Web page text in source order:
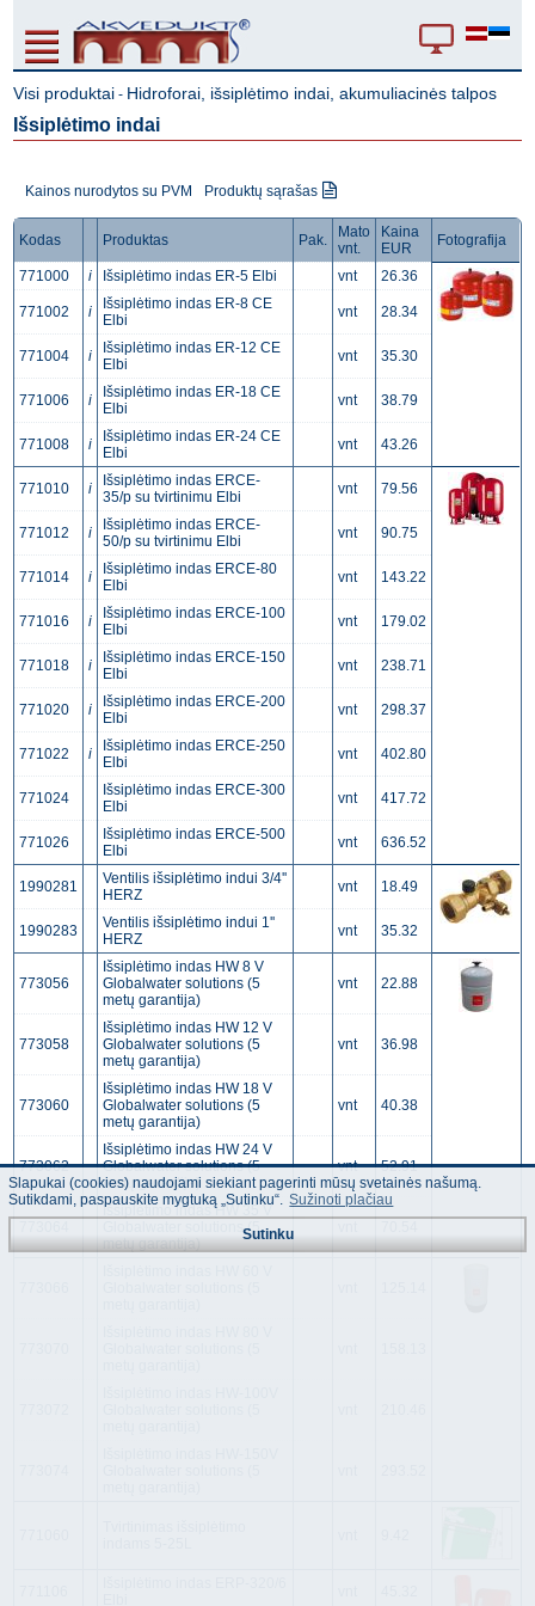
Visi produktai - Hidroforai, išsiplėtimo indai, akumuliacinės talpos
Išsiplėtimo indai
Kainos nurodytos su PVM Produktų sąrašas
Kodas Produktas Pak.
Mato
vnt.
Kaina
EUR
Fotografija
771000 i Išsiplėtimo indas ER-5 Elbi vnt 26.36
771002 i
Išsiplėtimo indas ER-8 CE
Elbi
vnt 28.34
771004 i
Išsiplėtimo indas ER-12 CE
Elbi
vnt 35.30
771006 i
Išsiplėtimo indas ER-18 CE
Elbi
vnt 38.79
771008 i
Išsiplėtimo indas ER-24 CE
Elbi
vnt 43.26
771010 i
Išsiplėtimo indas ERCE-
35/p su tvirtinimu Elbi
vnt 79.56
771012 i
Išsiplėtimo indas ERCE-
50/p su tvirtinimu Elbi
vnt 90.75
771014 i
Išsiplėtimo indas ERCE-80
Elbi
vnt 143.22
771016 i
Išsiplėtimo indas ERCE-100
Elbi
vnt 179.02
771018 i
Išsiplėtimo indas ERCE-150
Elbi
vnt 238.71
771020 i
Išsiplėtimo indas ERCE-200
Elbi
vnt 298.37
771022 i
Išsiplėtimo indas ERCE-250
Elbi
vnt 402.80
771024
Išsiplėtimo indas ERCE-300
Elbi
vnt 417.72
771026
Išsiplėtimo indas ERCE-500
Elbi
vnt 636.52
1990281
Ventilis išsiplėtimo indui 3/4''
HERZ
vnt 18.49
1990283
Ventilis išsiplėtimo indui 1''
HERZ
vnt 35.32
773056
Išsiplėtimo indas HW 8 V
Globalwater solutions (5
metų garantija)
vnt 22.88
773058
Išsiplėtimo indas HW 12 V
Globalwater solutions (5
metų garantija)
vnt 36.98
773060
Išsiplėtimo indas HW 18 V
Globalwater solutions (5
metų garantija)
vnt 40.38
773062
Išsiplėtimo indas HW 24 V
Globalwater solutions (5
metų garantija)
vnt 52.91
Išsiplėtimo indas HW 35 V
Globalwater solutions (5
metų garantija)
Slapukai (cookies) naudojami siekiant pagerinti mūsų svetainės našumą.
Sutikdami, paspauskite mygtuką „Sutinku“. Sužinoti plačiau
Sutinku